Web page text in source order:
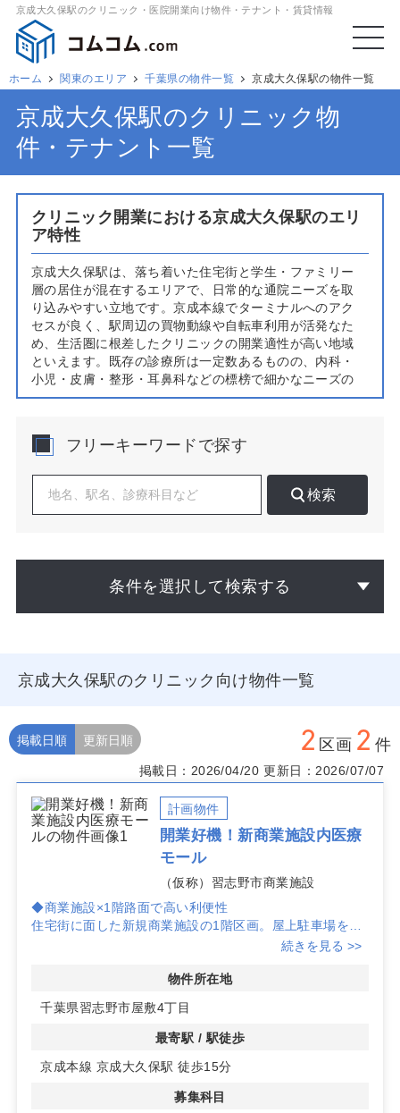
京成大久保駅のクリニック・医院開業向け物件・テナント・賃貸情報
ホーム 関東のエリア 千葉県の物件一覧 京成大久保駅の物件一覧
京成大久保駅のクリニック物
件・テナント一覧
クリニック開業における京成大久保駅のエリ
ア特性
京成大久保駅は、落ち着いた住宅街と学生・ファミリー
層の居住が混在するエリアで、日常的な通院ニーズを取
り込みやすい立地です。京成本線でターミナルへのアク
セスが良く、駅周辺の買物動線や自転車利用が活発なた
め、生活圏に根差したクリニックの開業適性が高い地域
といえます。既存の診療所は一定数あるものの、内科・
小児・皮膚・整形・耳鼻科などの標榜で細かなニーズの
隙間が見られ、生活習慣病管理やアレルギー、リハビ
の基幹病院（例：済生会習志野病院 等）との紹介・逆紹
介の動線も確保しやすく、地域連携を前提にした診療体
開業検討に際しては、駅徒歩圏の乗降・通行量の時間帯
療時間とWeb予約状況を把握すると、需要の取りこぼし
を減らせます。特に京成大久保駅では夕方以降の帰宅動
線や土日の買物動線が患者獲得に直結するため、看板視
認性と営業時間設計、オンライン発信の一貫性が重要で
実効スペース、将来的なスタッフ動線拡張の余地を優先
度高く評価してください。競合との距離だけでなく、診
療時間帯の補完関係や連携病院へのアクセスも合わせて
京成大久保駅でのクリニック向け物件は公開前の情報も
多く、掲載がない区画でも個別にご紹介が可能です。ニ
ーズと診療方針に合う「京成大久保駅 クリニック 物件」
の最新状況を、具体的な診療科・想定患者層・開業時期
フリーキーワードで探す
検索
条件を選択して検索する
京成大久保駅のクリニック向け物件一覧
2 区画 2 件
掲載日順 更新日順
掲載日：2026/04/20 更新日：2026/07/07
計画物件
開業好機！新商業施設内医療
モール
（仮称）習志野市商業施設
◆商業施設×1階路面で高い利便性
住宅街に面した新規商業施設の1階区画。屋上駐車場を備
えた施設計画で車来院に対応しやすく、広域からの集患力
京成本線「京成大久保」駅から徒歩圏で、生活動線上の認
◆医療モール計画と分割対応の柔軟性
形外科・眼科・耳鼻咽喉科・皮膚科など多科目の開業検討
SMの出店が内定しており、施設内相乗効果が期待できま
続きを見る >>
物件所在地
千葉県習志野市屋敷4丁目
最寄駅 / 駅徒歩
京成本線 京成大久保駅 徒歩15分
募集科目